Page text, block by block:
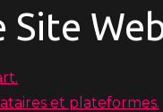
Site
et plateformes.